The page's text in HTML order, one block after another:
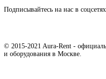
Подписывайтесь на нас в соцсетях
© 2015-2021 Aura-Rent -
и оборудования в Москве.